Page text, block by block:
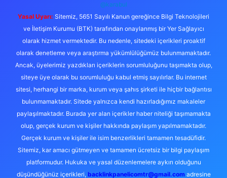
@karabul
Yasal Uyarı: Sitemiz, 5651 Sayılı Kanun gereğince Bilgi Teknolojileri
ve İletişim Kurumu (BTK) tarafından onaylanmış bir Yer Sağlayıcı
olarak hizmet vermektedir. Bu nedenle, sitedeki içerikleri proaktif
olarak denetleme veya araştırma yükümlülüğümüz bulunmamaktadır.
Ancak, üyelerimiz yazdıkları içeriklerin sorumluluğunu taşımakta olup,
siteye üye olarak bu sorumluluğu kabul etmiş sayılırlar. Bu internet
sitesi, herhangi bir marka, kurum veya şahıs şirketi ile hiçbir bağlantısı
bulunmamaktadır. Sitede yalnızca kendi hazırladığımız makaleler
paylaşılmaktadır. Burada yer alan içerikler haber niteliği taşımamakta
olup, gerçek kurum ve kişiler hakkında paylaşım yapılmamaktadır.
Gerçek kurum ve kişiler ile isim benzerlikleri tamamen tesadüfidir.
Sitemiz, kar amacı gütmeyen ve tamamen ücretsiz bir bilgi paylaşım
platformudur. Hukuka ve yasal düzenlemelere aykırı olduğunu
düşündüğünüz içerikleri, backlinkpanelicomtr@gmail.comadresine